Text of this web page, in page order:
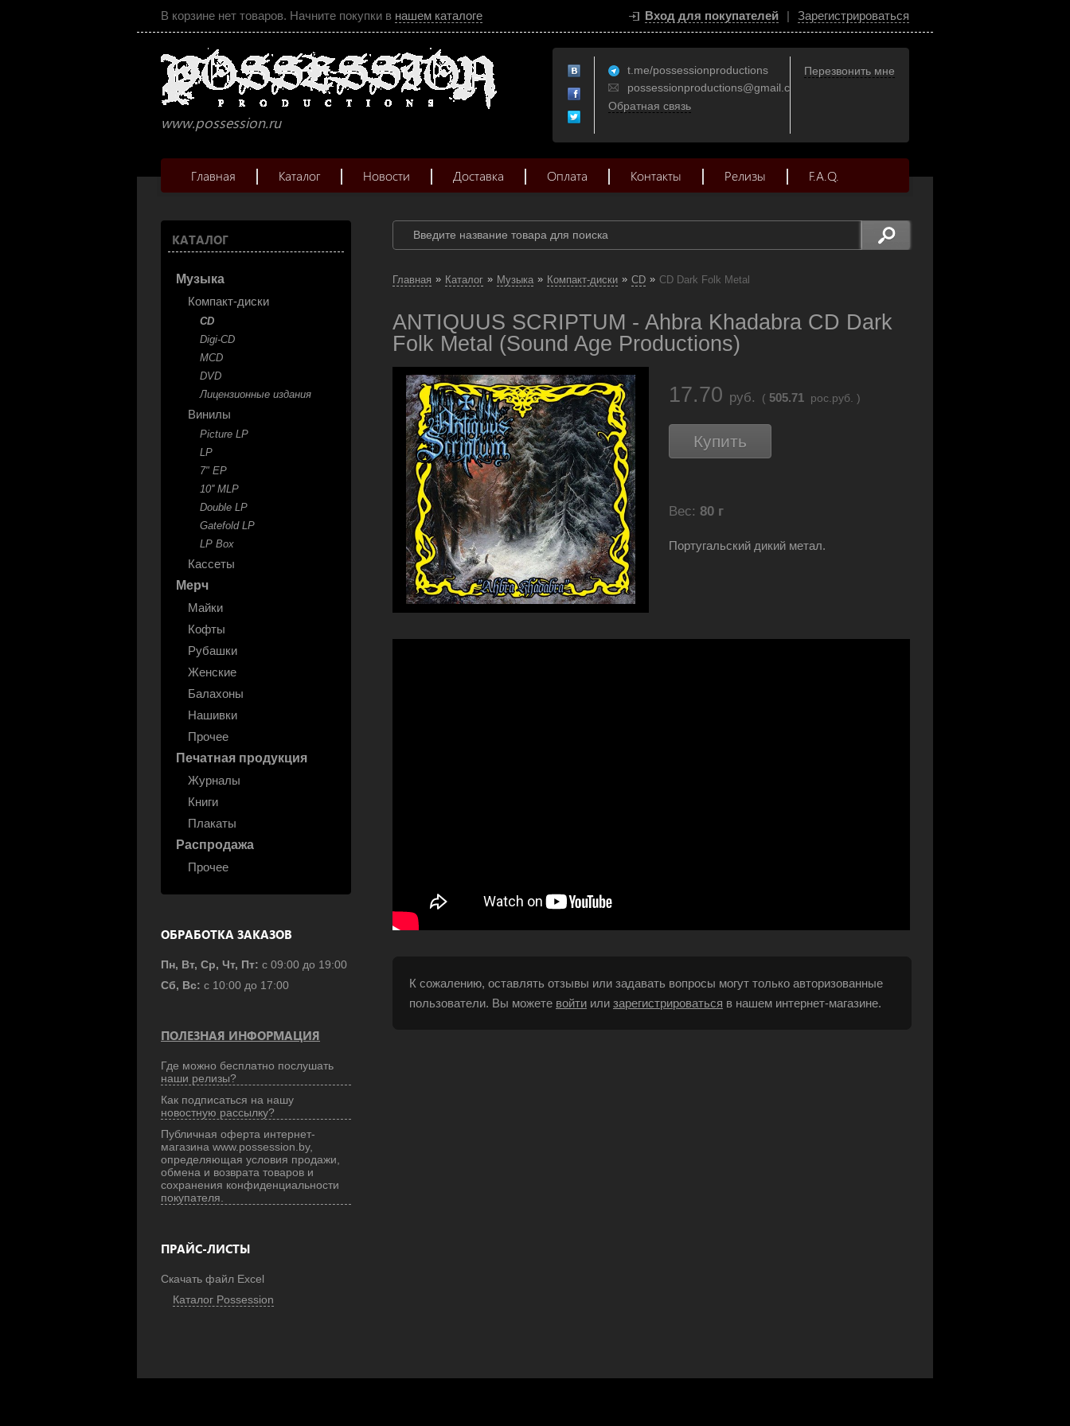
В корзине нет товаров. Начните покупки в нашем каталоге Вход для покупателей | Зарегистрироваться
www.possession.ru
t.me/possessionproductions
possessionproductions@gmail.com
Обратная связь
Перезвонить мне
Главная Каталог Новости Доставка Оплата Контакты Релизы F.A.Q.
КАТАЛОГ
Музыка
Компакт-диски
CD
Digi-CD
MCD
DVD
Лицензионные издания
Винилы
Picture LP
LP
7" EP
10'' MLP
Double LP
Gatefold LP
LP Box
Кассеты
Мерч
Майки
Кофты
Рубашки
Женские
Балахоны
Нашивки
Прочее
Печатная продукция
Журналы
Книги
Плакаты
Распродажа
Прочее
ОБРАБОТКА ЗАКАЗОВ
Пн, Вт, Ср, Чт, Пт: с 09:00 до 19:00
Сб, Вс: с 10:00 до 17:00
ПОЛЕЗНАЯ ИНФОРМАЦИЯ
Где можно бесплатно послушать
наши релизы?
Как подписаться на нашу
новостную рассылку?
Публичная оферта интернет-
магазина www.possession.by,
определяющая условия продажи,
обмена и возврата товаров и
сохранения конфиденциальности
покупателя.
ПРАЙС-ЛИСТЫ
Скачать файл Excel
Каталог Possession
Главная » Каталог » Музыка » Компакт-диски » CD » CD Dark Folk Metal
ANTIQUUS SCRIPTUM - Ahbra Khadabra CD Dark
Folk Metal (Sound Age Productions)
17.70 руб. ( 505.71 рос.руб. )
Купить
Вес: 80 г
Португальский дикий метал.
К сожалению, оставлять отзывы или задавать вопросы могут только авторизованные
пользователи. Вы можете войти или зарегистрироваться в нашем интернет-магазине.